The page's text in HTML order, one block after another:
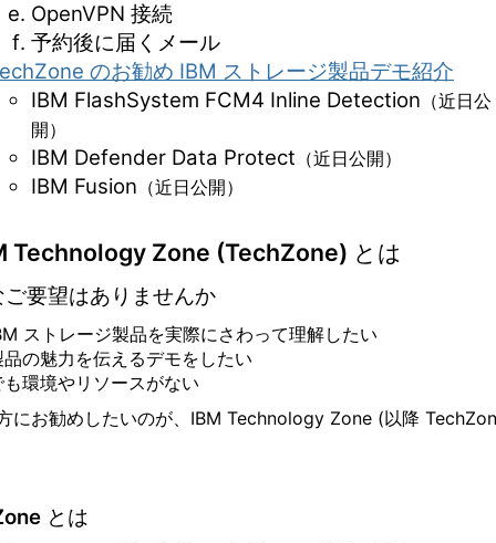
OpenVPN 接続
予約後に届くメール
のお勧め IBM ストレージ製品デモ紹介
IBM FlashSystem FCM4 Inline Detection （近日公
開）
IBM Defender Data Protect （近日公開）
IBM Fusion （近日公開）
Technology Zone (TechZone) とは
要望はありませんか
ストレージ製品を実際にさわって理解したい
品の魅力を伝えるデモをしたい
も環境やリソースがない
にお勧めしたいのが、IBM Technology Zone (以降
とは